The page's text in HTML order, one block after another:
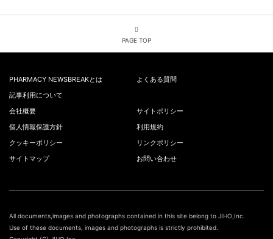
PAGE TOP
PHARMACY NEWSBREAKとは
よくある質問
記事利用について
会社概要
サイトポリシー
個人情報保護方針
利用規約
クッキーポリシー
リンクポリシー
サイトマップ
お問い合わせ
All documents,images and photographs contained in this site belong to JIHO,Inc.
Use of these documents, images and photographs is strictly prohibited.